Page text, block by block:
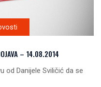
– 14.08.2014
od Danijele Sviličić da se